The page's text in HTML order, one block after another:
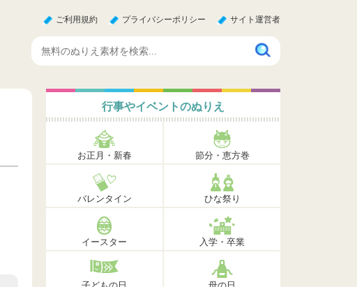
ご利用規約 プライバシーポリシー サイト運営者
行事やイベントのぬりえ
お正月・新春 節分・恵方巻
バレンタイン ひな祭り
イースター 入学・卒業